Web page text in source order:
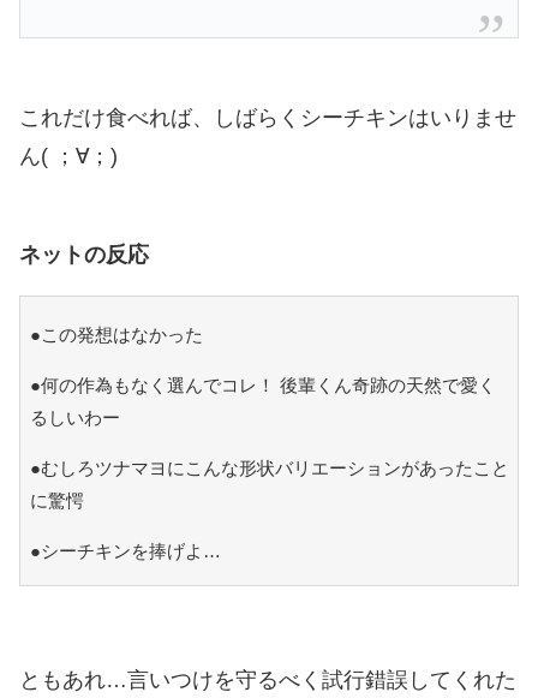
これだけ食べれば、しばらくシーチキンはいりませ
ん( ；∀；)
ネットの反応
●この発想はなかった
●何の作為もなく選んでコレ！ 後輩くん奇跡の天然で愛く
るしいわー
●むしろツナマヨにこんな形状バリエーションがあったこと
に驚愕
●シーチキンを捧げよ…
ともあれ…言いつけを守るべく試行錯誤してくれた